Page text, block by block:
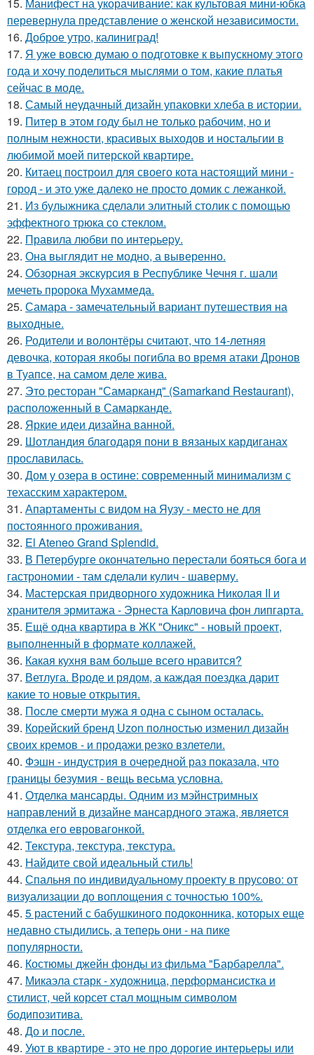
15. Манифест на укорачивание: как культовая мини-юбка
перевернула представление о женской независимости.
16. Доброе утро, калиниград!
17. Я уже вовсю думаю о подготовке к выпускному этого
года и хочу поделиться мыслями о том, какие платья
сейчас в моде.
18. Самый неудачный дизайн упаковки хлеба в истории.
19. Питер в этом году был не только рабочим, но и
полным нежности, красивых выходов и ностальгии в
любимой моей питерской квартире.
20. Китаец построил для своего кота настоящий мини -
город - и это уже далеко не просто домик с лежанкой.
21. Из булыжника сделали элитный столик с помощью
эффектного трюка со стеклом.
22. Правила любви по интеpьеpу.
23. Она выглядит не модно, а выверенно.
24. Обзорная экскурсия в Республике Чечня г. шали
мечеть пророка Мухаммеда.
25. Самара - замечательный вариант путешествия на
выходные.
26. Родители и волонтёры считают, что 14-летняя
девочка, которая якобы погибла во время атаки Дронов
в Туапсе, на самом деле жива.
27. Это ресторан "Самарканд" (Samarkand Restaurant),
расположенный в Самарканде.
28. Яркие идеи дизайна ванной.
29. Шотландия благодаря пони в вязаных кардиганах
прославилась.
30. Дом у озера в остине: современный минимализм с
техасским характером.
31. Апартаменты с видом на Яузу - место не для
постоянного проживания.
32. El Ateneo Grand Splendid.
33. В Петербурге окончательно перестали бояться бога и
гастрономии - там сделали кулич - шаверму.
34. Мастерская придворного художника Николая II и
хранителя эрмитажа - Эрнеста Карловича фон липгарта.
35. Ещё одна квартира в ЖК "Оникс" - новый проект,
выполненный в формате коллажей.
36. Какая кухня вам больше всего нравится?
37. Ветлуга. Вроде и рядом, а каждая поездка дарит
какие то новые открытия.
38. После смерти мужа я одна с сыном осталась.
39. Корейский бренд Uzon полностью изменил дизайн
своих кремов - и продажи резко взлетели.
40. Фэшн - индустрия в очередной раз показала, что
границы безумия - вещь весьма условна.
41. Отделка мансарды. Одним из мэйнстримных
направлений в дизайне мансардного этажа, является
отделка его евровагонкой.
42. Текстура, текстура, текстура.
43. Найдите свой идеальный стиль!
44. Спальня по индивидуальному проекту в прусово: от
визуализации до воплощения с точностью 100%.
45. 5 растений с бабушкиного подоконника, которых еще
недавно стыдились, а теперь они - на пике
популярности.
46. Костюмы джейн фонды из фильма "Барбарелла".
47. Микаэла старк - художница, перформансистка и
стилист, чей корсет стал мощным символом
бодипозитива.
48. До и после.
49. Уют в квартире - это не про дорогие интерьеры или